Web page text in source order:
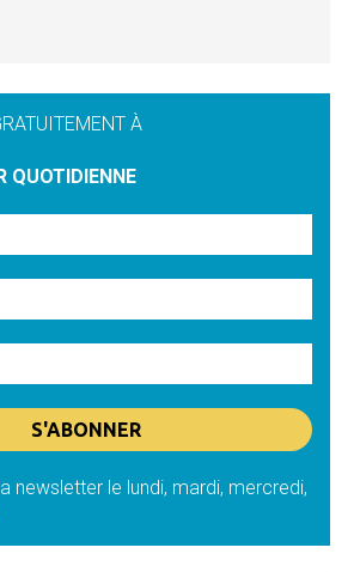
À
QUOTIDIENNE
newsletter le lundi, mardi, mercredi,